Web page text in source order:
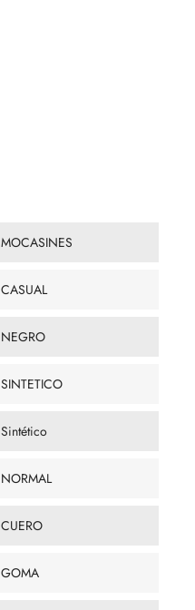
MOCASINES
CASUAL
NEGRO
SINTETICO
Sintético
NORMAL
CUERO
GOMA